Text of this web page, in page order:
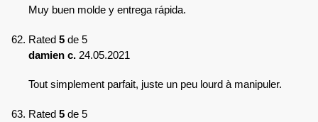
Muy buen molde y entrega rápida.
Rated 5 de 5
damien c. 24.05.2021
Tout simplement parfait, juste un peu lourd à manipuler.
Rated 5 de 5